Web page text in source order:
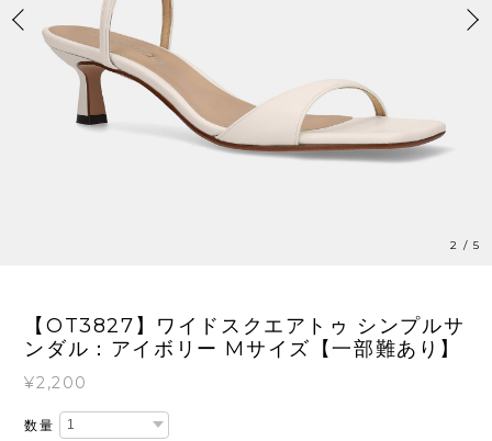
3 /5
【OT3827】ワイドスクエアトゥ シンプルサ
ンダル：アイボリー Mサイズ【一部難あり】
¥2,200
数量